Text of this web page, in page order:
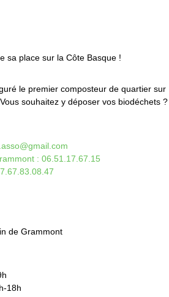
sa place sur la Côte Basque !
le premier composteur de quartier sur
souhaitez y déposer vos biodéchets ?
: 06.51.17.67.15
de Grammont
18h